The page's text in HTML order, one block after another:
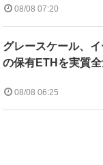
08/08 07:20
グレースケール、
の保有ETHを実質
08/08 06:25